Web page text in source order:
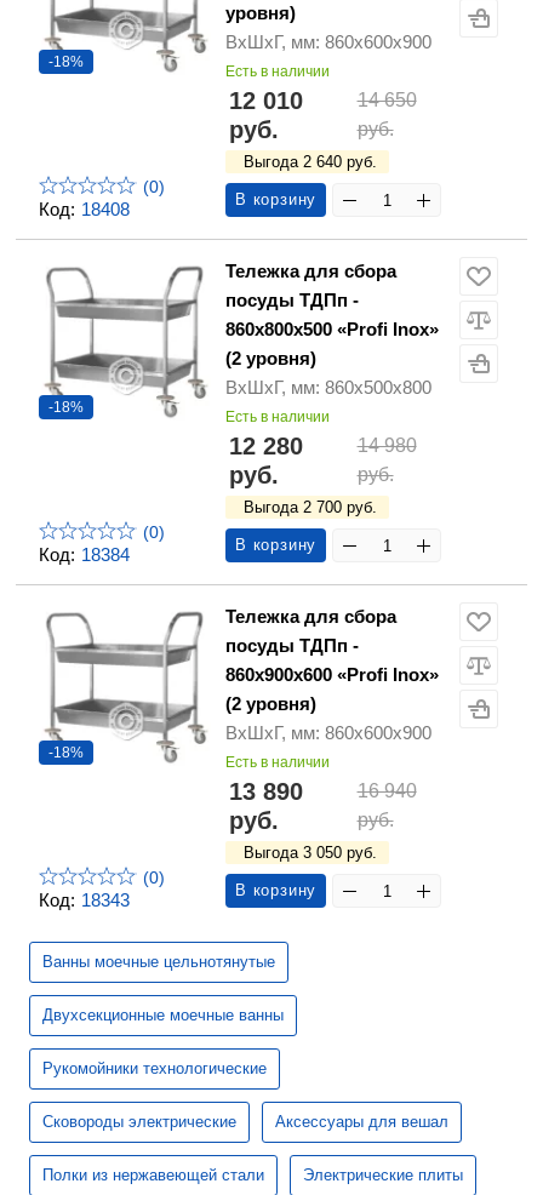
Код: 18408
-18%
(0)
уровня)
ВхШхГ, мм: 860х600х900
Есть в наличии
12 010
руб.
14 650
руб.
Выгода 2 640 руб.
В корзину
Код: 18384
-18%
(0)
Тележка для сбора
посуды ТДПп -
860х800х500 «Profi Inox»
(2 уровня)
ВхШхГ, мм: 860х500х800
Есть в наличии
12 280
руб.
14 980
руб.
Выгода 2 700 руб.
В корзину
Код: 18343
-18%
(0)
Тележка для сбора
посуды ТДПп -
860х900х600 «Profi Inox»
(2 уровня)
ВхШхГ, мм: 860х600х900
Есть в наличии
13 890
руб.
16 940
руб.
Выгода 3 050 руб.
В корзину
Ванны моечные цельнотянутые
Двухсекционные моечные ванны
Рукомойники технологические
Сковороды электрические Аксессуары для вешал
Полки из нержавеющей стали Электрические плиты